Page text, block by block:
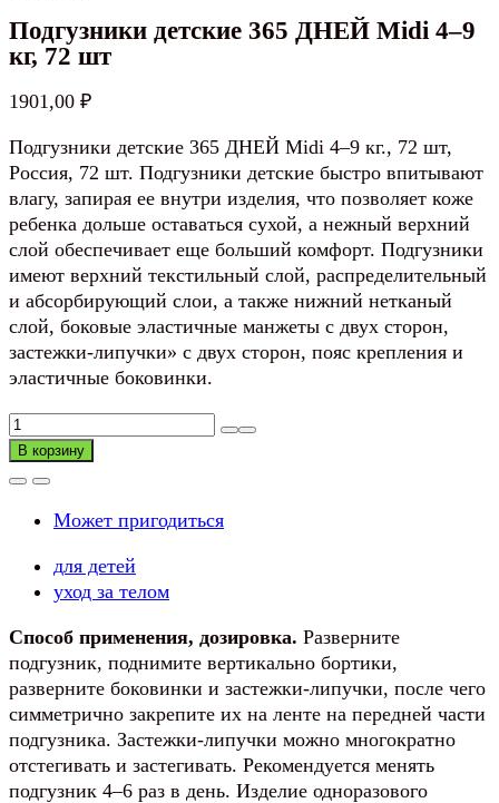
Подгузники детские 365 ДНЕЙ Midi 4–9
кг, 72 шт
1901,00 ₽
Подгузники детские 365 ДНЕЙ Midi 4–9 кг., 72 шт,
Россия, 72 шт. Подгузники детские быстро впитывают
влагу, запирая ее внутри изделия, что позволяет коже
ребенка дольше оставаться сухой, а нежный верхний
слой обеспечивает еще больший комфорт. Подгузники
имеют верхний текстильный слой, распределительный
и абсорбирующий слои, а также нижний нетканый
слой, боковые эластичные манжеты с двух сторон,
застежки-липучки» с двух сторон, пояс крепления и
эластичные боковинки.
Количество
товара
Подгузники
365
Midi
9
шт
В корзину
Может пригодиться
для детей
уход за телом
Способ применения, дозировка. Разверните
подгузник, поднимите вертикально бортики,
разверните боковинки и застежки-липучки, после чего
симметрично закрепите их на ленте на передней части
подгузника. Застежки-липучки можно многократно
отстегивать и застегивать. Рекомендуется менять
подгузник 4–6 раз в день. Изделие одноразового